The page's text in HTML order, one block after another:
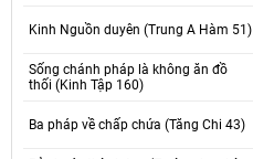
Kinh Nguồn duyên (Trung A Hàm 51)
Sống chánh pháp là không ăn đồ
thối (Kinh Tập 160)
Ba pháp về chấp chứa (Tăng Chi 43)